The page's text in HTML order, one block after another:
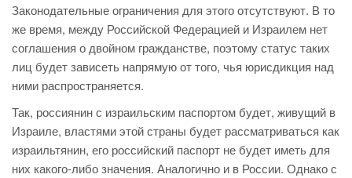
Законодательные ограничения для этого отсутствуют. В то
же время, между Российской Федерацией и Израилем нет
соглашения о двойном гражданстве, поэтому статус таких
лиц будет зависеть напрямую от того, чья юрисдикция над
ними распространяется.
Так, россиянин с израильским паспортом будет, живущий в
Израиле, властями этой страны будет рассматриваться как
израильтянин, его российский паспорт не будет иметь для
них какого-либо значения. Аналогично и в России. Однако с